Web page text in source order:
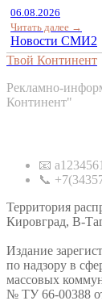
06.08.2026
Читать далее →
Новости СМИ2
Твой Континент
Рекламно-
Континент"
📧
📞
Территория
Кировград, В-
Издание
по надзору в
массовых
№ ТУ 66-00388